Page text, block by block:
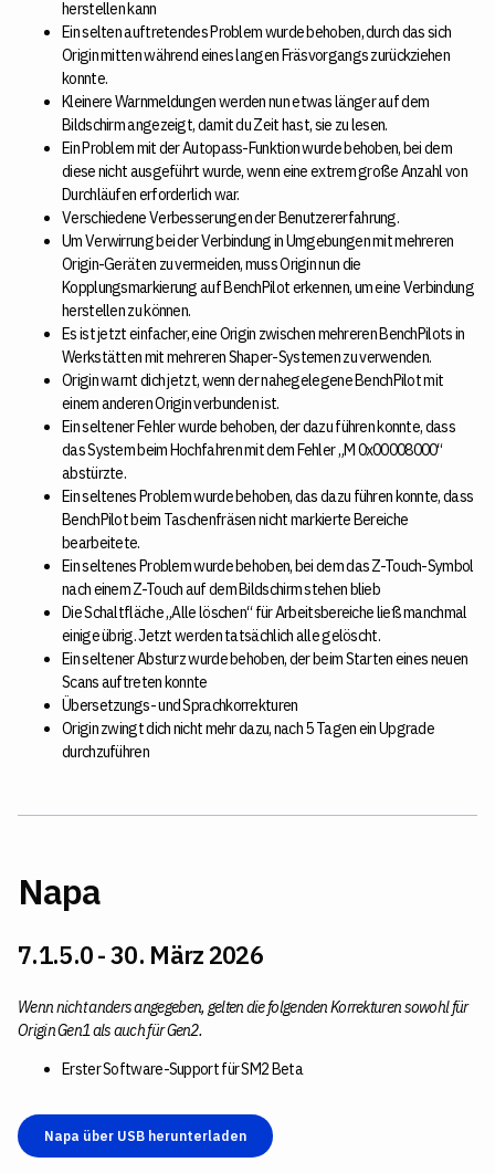
herstellen kann
Ein selten auftretendes Problem wurde behoben, durch das sich
Origin mitten während eines langen Fräsvorgangs zurückziehen
konnte.
Kleinere Warnmeldungen werden nun etwas länger auf dem
Bildschirm angezeigt, damit du Zeit hast, sie zu lesen.
Ein Problem mit der Autopass-Funktion wurde behoben, bei dem
diese nicht ausgeführt wurde, wenn eine extrem große Anzahl von
Durchläufen erforderlich war.
Verschiedene Verbesserungen der Benutzererfahrung.
Um Verwirrung bei der Verbindung in Umgebungen mit mehreren
Origin-Geräten zu vermeiden, muss Origin nun die
Kopplungsmarkierung auf BenchPilot erkennen, um eine Verbindung
herstellen zu können.
Es ist jetzt einfacher, eine Origin zwischen mehreren BenchPilots in
Werkstätten mit mehreren Shaper-Systemen zu verwenden.
Origin warnt dich jetzt, wenn der nahegelegene BenchPilot mit
einem anderen Origin verbunden ist.
Ein seltener Fehler wurde behoben, der dazu führen konnte, dass
das System beim Hochfahren mit dem Fehler „M 0x00008000“
abstürzte.
Ein seltenes Problem wurde behoben, das dazu führen konnte, dass
BenchPilot beim Taschenfräsen nicht markierte Bereiche
bearbeitete.
Ein seltenes Problem wurde behoben, bei dem das Z-Touch-Symbol
nach einem Z-Touch auf dem Bildschirm stehen blieb
Die Schaltfläche „Alle löschen“ für Arbeitsbereiche ließ manchmal
einige übrig. Jetzt werden tatsächlich alle gelöscht.
Ein seltener Absturz wurde behoben, der beim Starten eines neuen
Scans auftreten konnte
Übersetzungs- und Sprachkorrekturen
Origin zwingt dich nicht mehr dazu, nach 5 Tagen ein Upgrade
durchzuführen
Napa
7.1.5.0 - 30. März 2026
Wenn nicht anders angegeben, gelten die folgenden Korrekturen sowohl für
Origin Gen1 als auch für Gen2.
Erster Software-Support für SM2 Beta
Napa über USB herunterladen